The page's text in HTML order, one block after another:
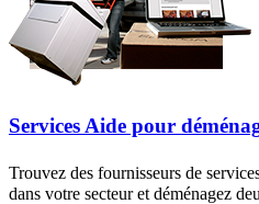
Services Aide pour
Trouvez des fournisseurs de
dans votre secteur et déménagez